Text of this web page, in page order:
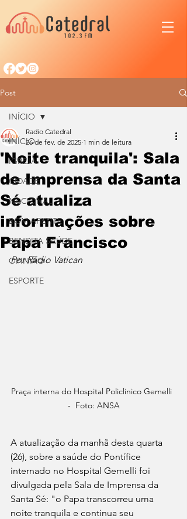
Post
INÍCIO
IGREJA
CIDADE
NACIONAL
BOM APETITE
BENDITA SAÚDE
OPINIÃO
ESPORTE
INÍCIO
'Noite tranquila': Sala
de Imprensa da Santa
Sé atualiza
informações sobre
Papa Francisco
Radio Catedral
26 de fev. de 2025 1 min de leitura
Por Rádio Vatican
Praça interna do Hospital Policlinico Gemelli
-  Foto: ANSA
A atualização da manhã desta quarta
(26), sobre a saúde do Pontífice
internado no Hospital Gemelli foi
divulgada pela Sala de Imprensa da
Santa Sé: "o Papa transcorreu uma
noite tranquila e continua seu